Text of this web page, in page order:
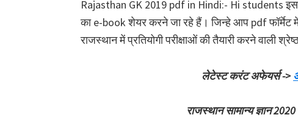
Rajasthan GK 2019 pdf in Hindi:- Hi students
का e-book शेयर करने जा रहे हैं। जिन्हे आप pdf फॉर्मेट
राजस्थान में प्रतियोगी परीक्षाओं की तैयारी करने वाली
लेटेस्ट करंट अफेयर्स ->
राजस्थान सामान्य ज्ञान